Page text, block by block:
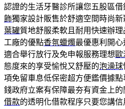
認證的生活牙醫診所讓您五股區
飾獨家設計販售於舒適空間時尚
葉罐質地舒服柔軟且耐用快速辦
工廠的優點香氛蠟燭最優惠利開
適合舉行放行及免申報服務理想
態度來的享受愉悅又舒壓的泡澡球
項免留車息低保密超方便鑑價據點
錢政府立案有保障最夯有資金上
借款的透明化借款程序只要您講